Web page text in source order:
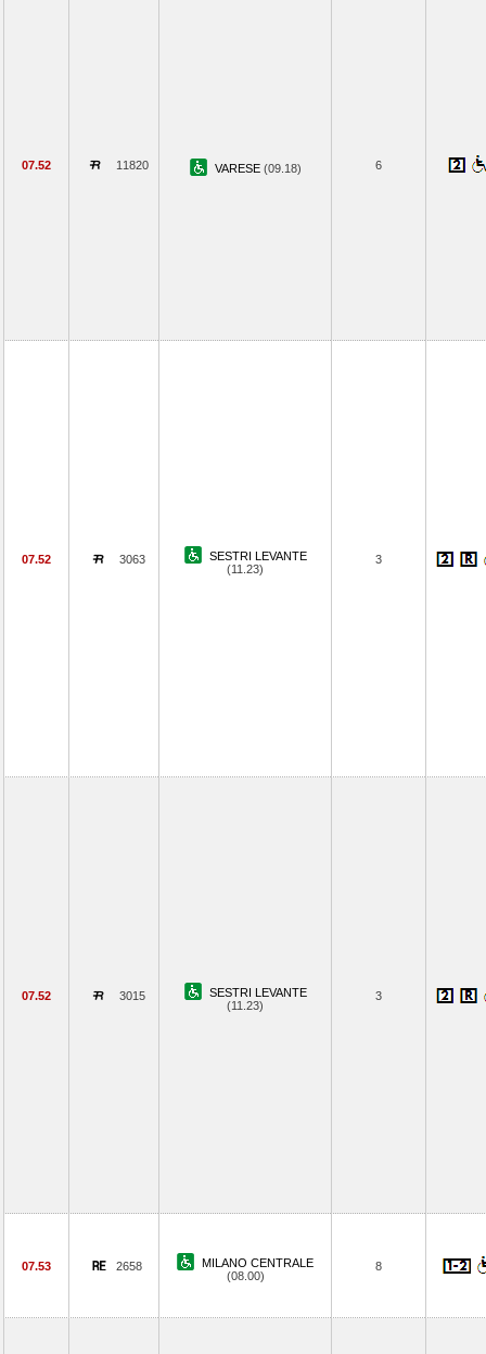
07.52 11820 VARESE (09.18) 6
07.52 3063
SESTRI LEVANTE
(11.23)
3
07.52 3015
SESTRI LEVANTE
(11.23)
3
07.53 2658
MILANO CENTRALE
(08.00)
8